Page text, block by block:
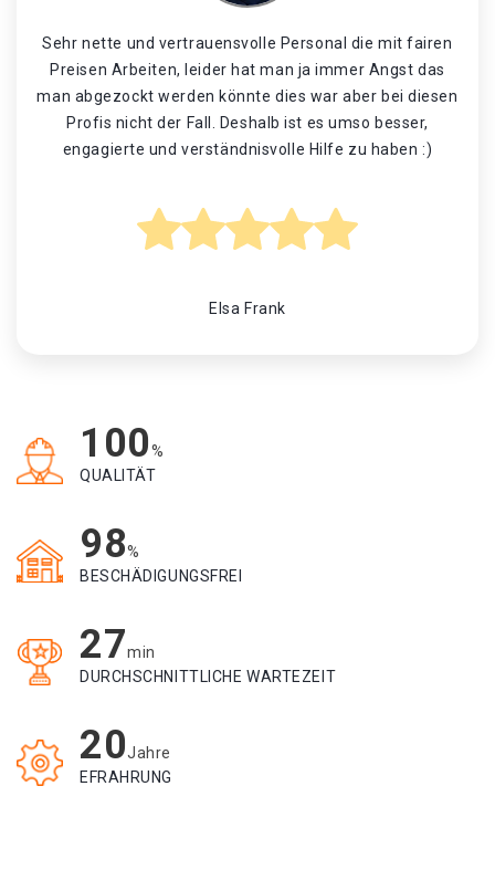
Sehr nette und vertrauensvolle Personal die mit fairen
Preisen Arbeiten, leider hat man ja immer Angst das
man abgezockt werden könnte dies war aber bei diesen
Profis nicht der Fall. Deshalb ist es umso besser,
engagierte und verständnisvolle Hilfe zu haben :)
Elsa Frank
100%
QUALITÄT
98%
BESCHÄDIGUNGSFREI
27min
DURCHSCHNITTLICHE WARTEZEIT
20Jahre
EFRAHRUNG